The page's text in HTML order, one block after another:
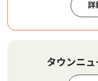
詳
タウンニ